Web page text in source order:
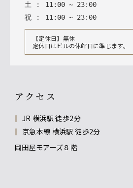
土 : 11 : 00 ~ 23: 00
祝 : 11: 00 ~ 23: 00
【定休日】無休
定休日はビルの休館日に準じます。
アクセス
JR 横浜駅 徒歩2分
京急本線 横浜駅 徒歩2分
岡田屋モアーズ８階